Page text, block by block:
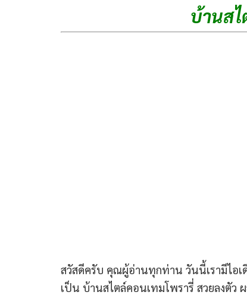
บ้านส
สวัสดีครับ คุณผู้อ่านทุกท่าน วันนี้เรามีไอ
เป็น บ้านสไตล์คอนเทมโพรารี่ สวยลงตัว